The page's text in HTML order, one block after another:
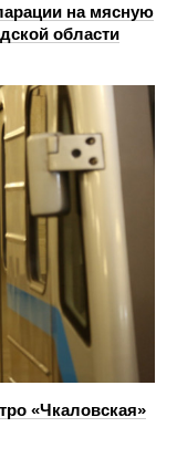
на мясную
области
«Чкаловская»